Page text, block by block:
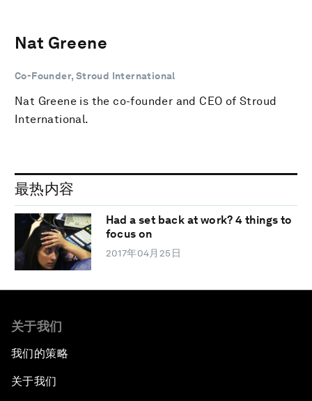
Nat Greene
Co-Founder, Stroud International
Nat Greene is the co-founder and CEO of Stroud
International.
最热内容
Had a set back at work? 4 things to
focus on
2017年04月25日
关于我们
我们的策略
关于我们